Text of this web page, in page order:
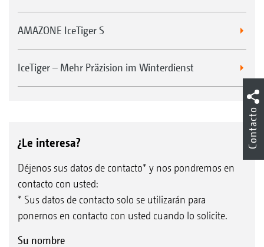
AMAZONE IceTiger S
IceTiger – Mehr Präzision im Winterdienst
¿Le interesa?
Déjenos sus datos de contacto* y nos pondremos en
contacto con usted:
* Sus datos de contacto solo se utilizarán para
ponernos en contacto con usted cuando lo solicite.
Su nombre
Contacto